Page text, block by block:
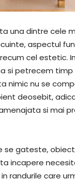
una dintre cele
aspectul
cel estetic.
si petrecem
nimic nu se
deosebit,
si mai
se gateste,
incapere
randurile care